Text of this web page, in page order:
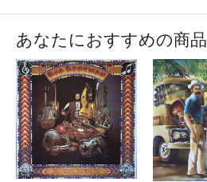
あなたにおすすめの商品